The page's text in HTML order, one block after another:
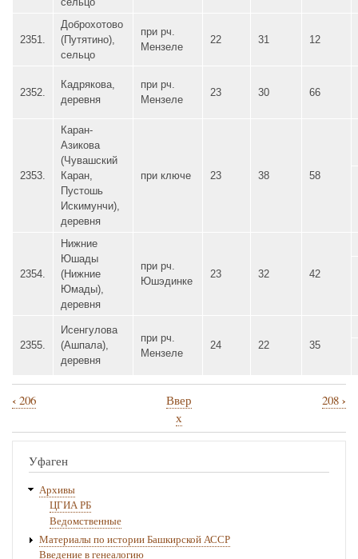
2351.
Доброхотово
(Путятино),
сельцо
при рч.
Мензеле
22 31 12
2352.
Кадрякова,
деревня
при рч.
Мензеле
23 30 66
2353.
Каран-
Азикова
(Чувашский
Каран,
Пустошь
Искимунчи),
деревня
при ключе 23 38 58
2354.
Нижние
Юшады
(Нижние
Юмады),
деревня
при рч.
Юшэдинке
23 32 42
2355.
Исенгулова
(Ашпала),
деревня
при рч.
Мензеле
24 22 35
Перекрёстные
ссылки
книги
для
‹ 206
Ввер
х
208 ›
Уфаген
Архивы
ЦГИА РБ
Ведомственные
Материалы по истории Башкирской АССР
Введение в генеалогию